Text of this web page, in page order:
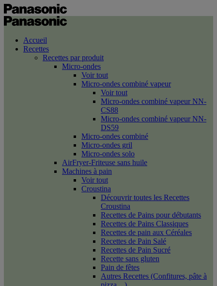
Accueil
Recettes
Recettes par produit
Micro-ondes
Voir tout
Micro-ondes combiné vapeur
Voir tout
Micro-ondes combiné vapeur NN-
CS88
Micro-ondes combiné vapeur NN-
DS59
Micro-ondes combiné
Micro-ondes gril
Micro-ondes solo
AirFryer-Friteuse sans huile
Machines à pain
Voir tout
Croustina
Découvrir toutes les Recettes
Croustina
Recettes de Pains pour débutants
Recettes de Pains Classiques
Recettes de pain aux Céréales
Recettes de Pain Salé
Recettes de Pain Sucré
Recette sans gluten
Pain de fêtes
Autres Recettes (Confitures, pâte à